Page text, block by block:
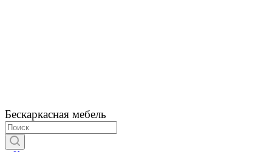
Бескаркасная мебель